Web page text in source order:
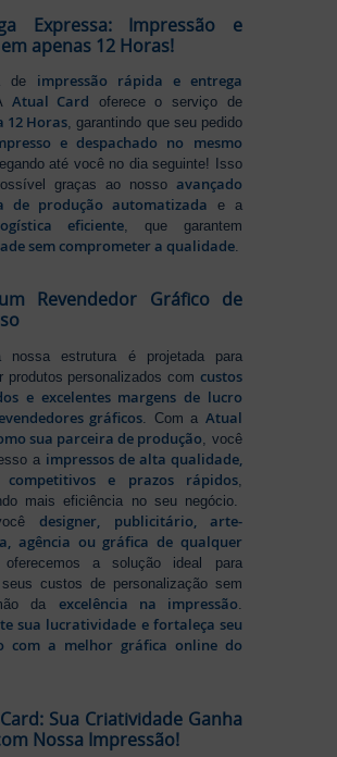
Expressa: Impressão e
apenas 12 Horas!
de impressão rápida e entrega
Atual Card oferece o serviço de
12 Horas, garantindo que seu pedido
e despachado no mesmo
até você no dia seguinte! Isso
graças ao nosso avançado
de produção automatizada e a
eficiente, que garantem
sem comprometer a qualidade.
Revendedor Gráfico de
nossa estrutura é projetada para
produtos personalizados com custos
e excelentes margens de lucro
gráficos. Com a Atual
sua parceira de produção, você
a impressos de alta qualidade,
competitivos e prazos rápidos,
mais eficiência no seu negócio.
designer, publicitário, arte-
agência ou gráfica de qualquer
a solução ideal para
custos de personalização sem
da excelência na impressão.
sua lucratividade e fortaleça seu
com a melhor gráfica online do
Sua Criatividade Ganha
Nossa Impressão!